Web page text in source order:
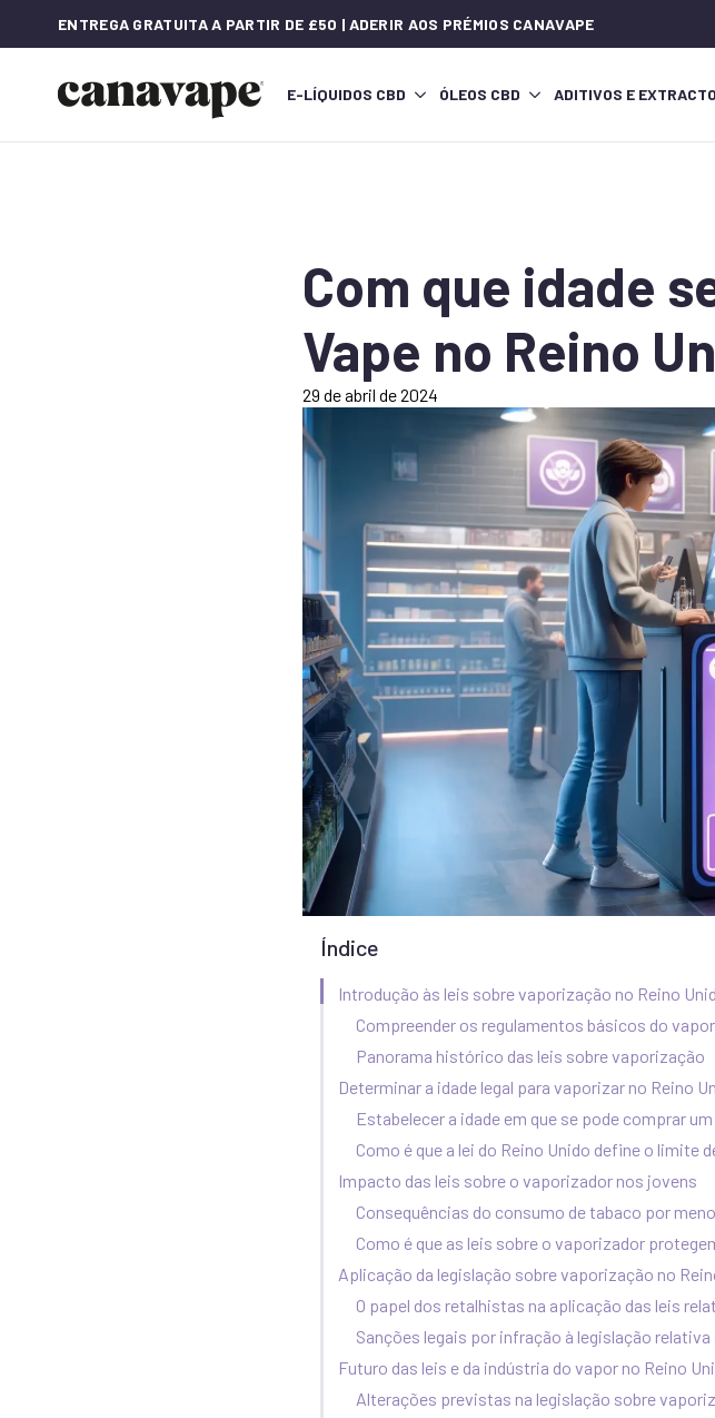
ENTREGA GRATUITA A PARTIR DE £50 | ADERIR AOS PRÉMIOS CANAVAPE
E-LÍQUIDOS CBD ÓLEOS CBD ADITIVOS E
Com que idade
Vape no Reino
29 de abril de 2024
Índice
Introdução às leis sobre vaporização no Reino
Compreender os regulamentos básicos do
Panorama histórico das leis sobre vaporização
Determinar a idade legal para vaporizar no Reino
Estabelecer a idade em que se pode comprar um
Como é que a lei do Reino Unido define o limite
Impacto das leis sobre o vaporizador nos jovens
Consequências do consumo de tabaco por
Como é que as leis sobre o vaporizador
Aplicação da legislação sobre vaporização no
O papel dos retalhistas na aplicação das leis
Sanções legais por infração à legislação
Futuro das leis e da indústria do vapor no Reino
Alterações previstas na legislação sobre